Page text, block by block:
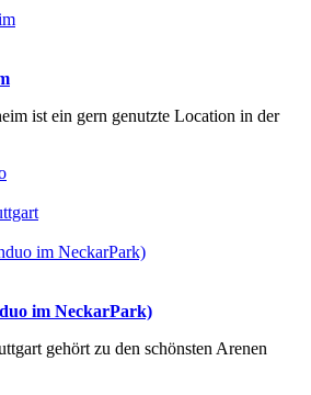
ist ein gern genutzte Location in der
im NeckarPark)
gehört zu den schönsten Arenen